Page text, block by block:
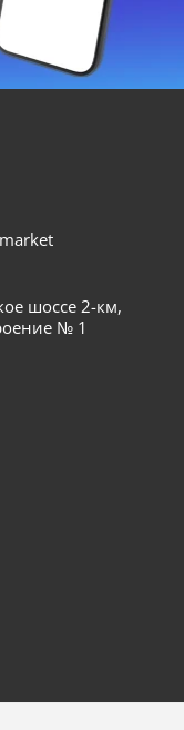
шоссе 2-км,
№ 1